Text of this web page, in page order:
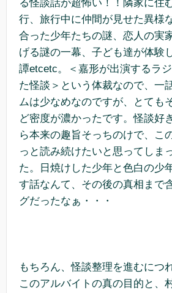
る怪談話が超怖い！！隣家に住
行、旅行中に仲間が見せた異様
合った少年たちの謎、恋人の実
げる謎の一幕、子ども達が体験
譚etcetc。＜嘉形が出演するラ
た怪談＞という体裁なので、一
ムは少なめなのですが、とても
ど密度が濃かったです。怪談好
ら本来の趣旨そっちのけで、こ
っと読み続けたいと思ってしま
た。日焼けした少年と色白の少
す話なんて、その後の真相まで
グだったなぁ・・・
もちろん、怪談整理を進むにつ
このアルバイトの真の目的と、